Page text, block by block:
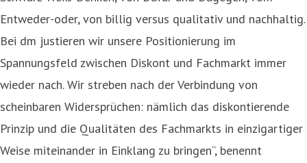
Entweder-oder, von billig versus qualitativ und nachhaltig.
Bei dm justieren wir unsere Positionierung im
Spannungsfeld zwischen Diskont und Fachmarkt immer
wieder nach. Wir streben nach der Verbindung von
scheinbaren Widersprüchen: nämlich das diskontierende
Prinzip und die Qualitäten des Fachmarkts in einzigartiger
Weise miteinander in Einklang zu bringen“, benennt